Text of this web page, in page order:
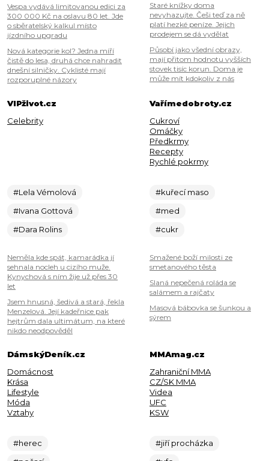
Vespa vydává limitovanou edici za
300 000 Kč na oslavu 80 let. Jde
o sběratelský kalkul místo
jízdního upgradu
Nová kategorie kol? Jedna míří
čistě do lesa, druhá chce nahradit
dnešní silničky. Cyklisté mají
rozporuplné názory
Staré knížky doma
nevyhazujte. Češi teď za ně
platí hezké peníze. Jejich
prodejem se dá vydělat
Působí jako všední obrazy,
mají přitom hodnotu vyšších
stovek tisíc korun. Doma je
může mít kdokoliv z nás
VIPživot.cz
Celebrity
#Lela Vémolová
#Ivana Gottová
#Dara Rolins
Neměla kde spát, kamarádka jí
sehnala nocleh u cizího muže.
Kynychová s ním žije už přes 30
let
Jsem hnusná, šedivá a stará, řekla
Menzelová. Její kadeřnice pak
hejtrům dala ultimátum, na které
nikdo neodpověděl
Vařímedobroty.cz
Cukroví
Omáčky
Předkrmy
Recepty
Rychlé pokrmy
#kuřecí maso
#med
#cukr
Smažené boží milosti ze
smetanového těsta
Slaná nepečená roláda se
salámem a rajčaty
Masová bábovka se šunkou a
sýrem
DámskýDeník.cz
Domácnost
Krása
Lifestyle
Móda
Vztahy
#herec
MMAmag.cz
Zahraniční MMA
CZ/SK MMA
Videa
UFC
KSW
#jiří procházka